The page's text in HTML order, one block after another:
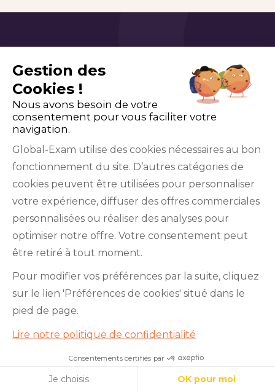
Réussissez le DELF !
Préparation aux examens
Anglais professionnel
Ressources
DÉMARREZ MAINTENANT
TOEIC TOEFL Cookies
Gestion des
Cookies !
Nous avons besoin de votre
consentement pour vous faciliter votre
navigation.
Global-Exam utilise des cookies nécessaires au bon
fonctionnement du site. D’autres catégories de
cookies peuvent être utilisées pour personnaliser
votre expérience, diffuser des offres commerciales
personnalisées ou réaliser des analyses pour
optimiser notre offre. Votre consentement peut
être retiré à tout moment.
Pour modifier vos préférences par la suite, cliquez
sur le lien 'Préférences de cookies' situé dans le
pied de page.
Lire notre politique de confidentialité
Consentements certifiés par
Je choisis OK pour moi
Cookies